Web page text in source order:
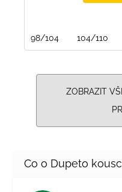
98/104 104/110
ZOBRAZIT